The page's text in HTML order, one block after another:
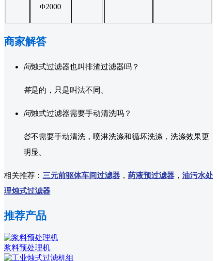
Φ2000
商家解答
问烛式过滤器也叫排渣过滤器吗？
答是的，只是叫法不同。
问烛式过滤器需要手动清洗吗？
答不需要手动清洗，喷淋洗涤和循坏洗涤，洗涤效果更
明显。
相关推荐： 三元前驱体车间过滤器 ， 药液预过滤器 ， 油污水处
理烛式过滤器
推荐产品
浆料预处理机